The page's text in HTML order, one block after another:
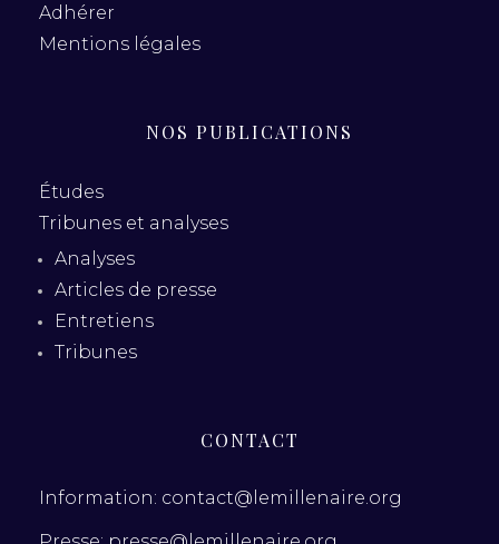
Adhérer
Mentions légales
NOS PUBLICATIONS
Études
Tribunes et analyses
Analyses
Articles de presse
Entretiens
Tribunes
CONTACT
Information: contact@lemillenaire.org